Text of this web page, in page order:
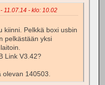
11.07.14 - klo: 10.02
kiinni. Pelkkä boxi usbin
pelkästään yksi
Link V3.42?
olevan 140503.